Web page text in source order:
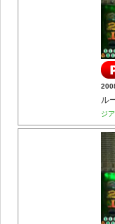
ル
ジ